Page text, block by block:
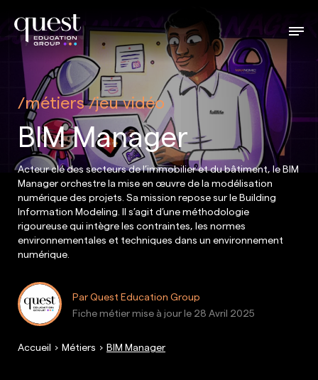
métiers jeu vidéo
BIM Manager
Acteur clé des secteurs de l’immobilier et du bâtiment, le BIM
Manager orchestre la mise en œuvre de la modélisation
numérique des projets. Sa mission repose sur le Building
Information Modeling. Il s’agit d’une méthodologie
rigoureuse qui intègre les contraintes, les normes
environnementales et techniques dans un environnement
numérique.
Par Quest Education Group
Fiche métier mise à jour le 28 Avril 2025
Accueil Métiers BIM Manager